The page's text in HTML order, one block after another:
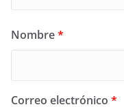
Nombre*
Correo electrónico *